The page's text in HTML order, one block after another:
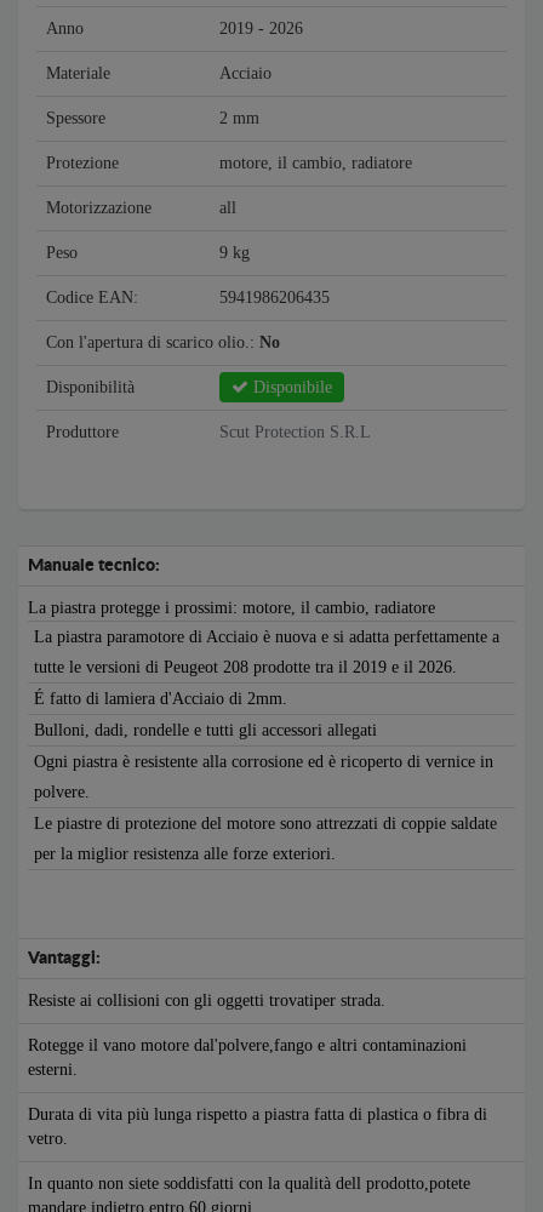
Anno 2019 - 2026
Materiale Acciaio
Spessore 2 mm
Protezione motore, il cambio, radiatore
Motorizzazione all
Peso 9 kg
Codice EAN: 5941986206435
Con l'apertura di scarico olio.: No
Disponibilità Disponibile
Produttore Scut Protection S.R.L
Manuale tecnico:
La piastra protegge i prossimi: motore, il cambio, radiatore
La piastra paramotore di Acciaio è nuova e si adatta perfettamente a
tutte le versioni di Peugeot 208 prodotte tra il 2019 e il 2026.
É fatto di lamiera d'Acciaio di 2mm.
Bulloni, dadi, rondelle e tutti gli accessori allegati
Ogni piastra è resistente alla corrosione ed è ricoperto di vernice in
polvere.
Le piastre di protezione del motore sono attrezzati di coppie saldate
per la miglior resistenza alle forze exteriori.
Vantaggi:
Resiste ai collisioni con gli oggetti trovatiper strada.
Rotegge il vano motore dal'polvere,fango e altri contaminazioni
esterni.
Durata di vita più lunga rispetto a piastra fatta di plastica o fibra di
vetro.
In quanto non siete soddisfatti con la qualità dell prodotto,potete
mandare indietro entro 60 giorni.